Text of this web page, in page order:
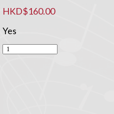
HKD$160.00
Yes